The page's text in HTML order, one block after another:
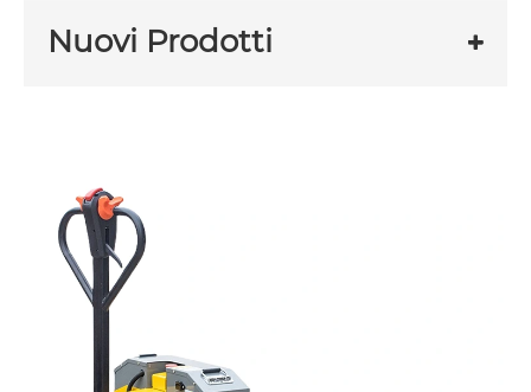
Nuovi Prodotti